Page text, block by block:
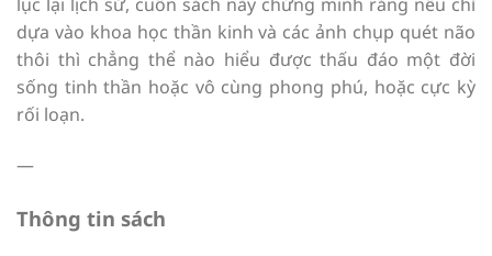
dựa vào khoa học thần kinh và các ảnh chụp quét não
thôi thì chẳng thể nào hiểu được thấu đáo một đời
sống tinh thần hoặc vô cùng phong phú, hoặc cực kỳ
rối loạn.
—
Thông tin sách